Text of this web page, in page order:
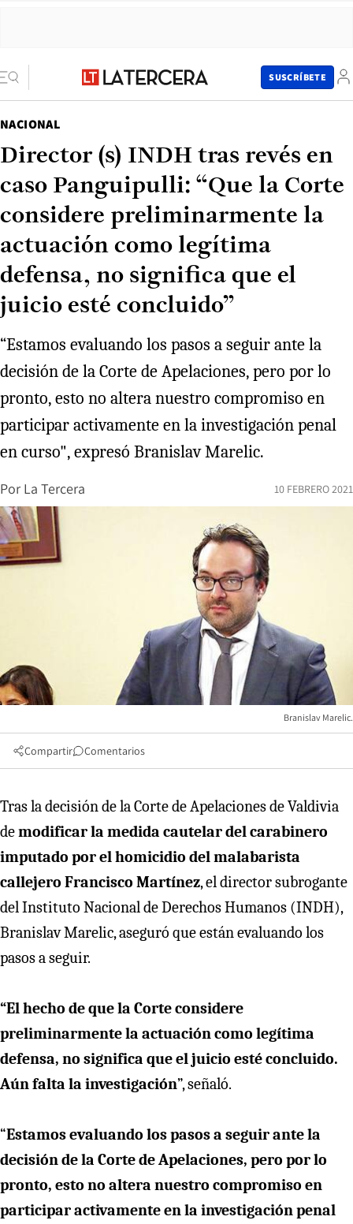
SUSCRÍBETE
NACIONAL
Director (s) INDH tras revés en
caso Panguipulli: “Que la Corte
considere preliminarmente la
actuación como legítima
defensa, no significa que el
juicio esté concluido”
“Estamos evaluando los pasos a seguir ante la
decisión de la Corte de Apelaciones, pero por lo
pronto, esto no altera nuestro compromiso en
participar activamente en la investigación penal
en curso", expresó Branislav Marelic.
Por La Tercera 10 FEBRERO 2021
Branislav Marelic.
Compartir Comentarios
Tras la decisión de la Corte de Apelaciones de Valdivia
demodificar la medida cautelar del carabinero
imputado por el homicidio del malabarista
callejero Francisco Martínez, el director subrogante
del Instituto Nacional de Derechos Humanos (INDH),
Branislav Marelic, aseguró que están evaluando los
pasos a seguir.
“El hecho de que la Corte considere
preliminarmente la actuación como legítima
defensa, no significa que el juicio esté concluido.
Aún falta la investigación”, señaló.
“Estamos evaluando los pasos a seguir ante la
decisión de la Corte de Apelaciones, pero por lo
pronto, esto no altera nuestro compromiso en
participar activamente en la investigación penal